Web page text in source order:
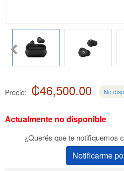
Precio: ₡46,500.00 No
Actualmente no disponible
¿Querés que te notifiquemos
Notificarme